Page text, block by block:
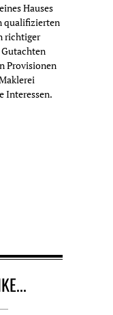
Hauses
qualifizierten
richtiger
Provisionen
Interessen.